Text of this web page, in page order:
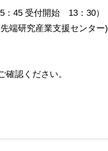
45 受付開始 13：30）
研究産業支援センター)
認ください。